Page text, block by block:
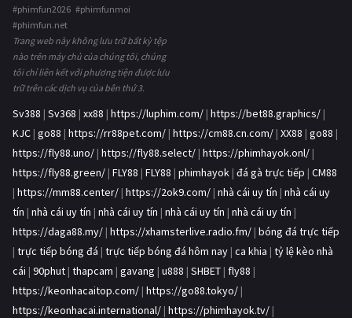
#phimfun2026 #phimfunmoi
#phimfun.net
Trang web này không lưu trữ bất kỳ tệp
nào trên máy chủ của chúng tôi, chúng
tôi chỉ liên kết với phương tiện được lưu
trữ trên các dịch vụ của bên thứ 3.
Sv388 | Sv368 | xx88 | https://luphim.com/ | https://bet88.graphics/ |
KJC | go88 | https://rr88pet.com/ | https://cm88.cn.com/ | XX88 | go88 |
https://fly88.uno/ | https://fly88.select/ | https://phimhayok.onl/ |
https://fly88.green/ | FLY88 | FLY88 | phimhayok | đá gà trực tiếp | CM88
| https://mm88.center/ | https://2ok9.com/ | nhà cái uy tín | nhà cái uy
tín | nhà cái uy tín | nhà cái uy tín | nhà cái uy tín | nhà cái uy tín |
https://daga88.my/ | https://xhamsterlive.radio.fm/ | bóng đá trực tiếp
| trực tiếp bóng đá | trực tiếp bóng đá hôm nay | ca khia | tỷ lệ kèo nhà
cái | 90phut | thapcam | gavang | u888 | SHBET | fly88 |
https://keonhacaitop.com/ | https://go88.tokyo/ |
https://keonhacai.international/ | https://phimhayok.tv/ |